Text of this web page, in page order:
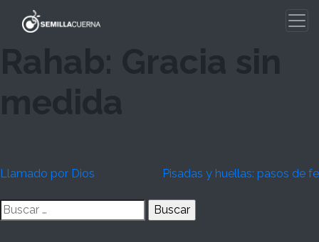
Rahab: Gracia sin
medida
Navegación
de
Llamado por Dios Pisadas y huellas: pasos de fe
Buscar: